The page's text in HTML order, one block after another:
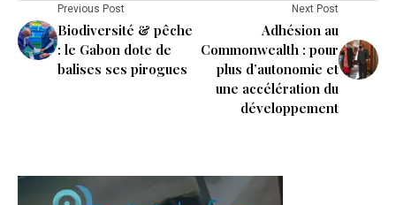
Previous Post
Biodiversité & pêche
: le Gabon dote de
balises ses pirogues
Next Post
Adhésion au
Commonwealth : pour
plus d’autonomie et
une accélération du
développement